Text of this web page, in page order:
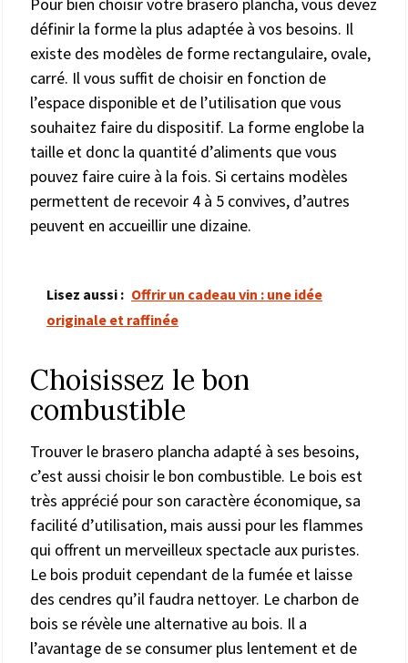
définir la forme la plus adaptée à vos besoins. Il
existe des modèles de forme rectangulaire, ovale,
carré. Il vous suffit de choisir en fonction de
l’espace disponible et de l’utilisation que vous
souhaitez faire du dispositif. La forme englobe la
taille et donc la quantité d’aliments que vous
pouvez faire cuire à la fois. Si certains modèles
permettent de recevoir 4 à 5 convives, d’autres
peuvent en accueillir une dizaine.
Lisez aussi : Offrir un cadeau vin : une idée
originale et raffinée
Choisissez le bon
combustible
Trouver le brasero plancha adapté à ses besoins,
c’est aussi choisir le bon combustible. Le bois est
très apprécié pour son caractère économique, sa
facilité d’utilisation, mais aussi pour les flammes
qui offrent un merveilleux spectacle aux puristes.
Le bois produit cependant de la fumée et laisse
des cendres qu’il faudra nettoyer. Le charbon de
bois se révèle une alternative au bois. Il a
l’avantage de se consumer plus lentement et de